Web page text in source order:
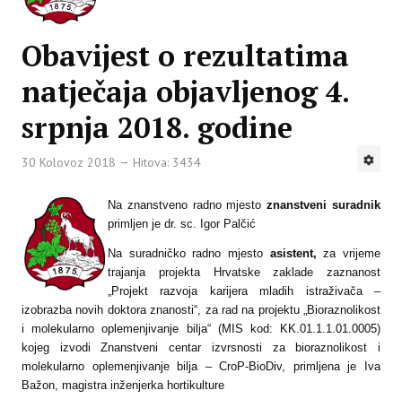
Obavijest o rezultatima
natječaja objavljenog 4.
srpnja 2018. godine
30 Kolovoz 2018 Hitova: 3434
Na znanstveno radno mjestoznanstveni suradnik
primljen je dr. sc. Igor Palčić
Na suradničko radno mjesto asistent, za vrijeme
trajanja projekta Hrvatske zaklade zaznanost
„Projekt razvoja karijera mladih istraživača –
izobrazba novih doktora znanosti“, za rad na projektu „Bioraznolikost
i molekularno oplemenjivanje bilja“ (MIS kod: KK.01.1.1.01.0005)
kojeg izvodi Znanstveni centar izvrsnosti za bioraznolikost i
molekularno oplemenjivanje bilja – CroP-BioDiv, primljena je Iva
Bažon, magistra inženjerka hortikulture